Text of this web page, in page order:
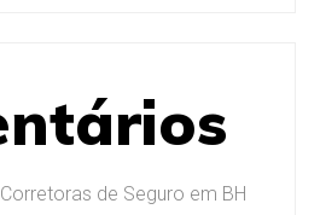
de Seguro em BH